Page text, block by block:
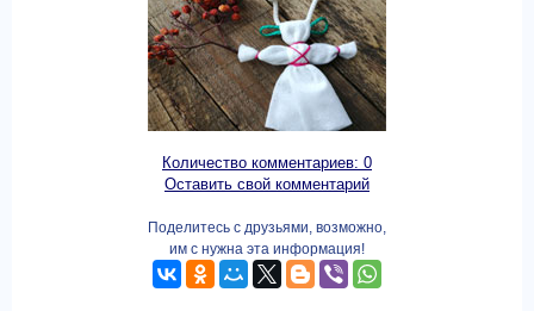
Количество комментариев: 0
Оставить свой комментарий
Поделитесь с друзьями, возможно,
им с нужна эта информация!